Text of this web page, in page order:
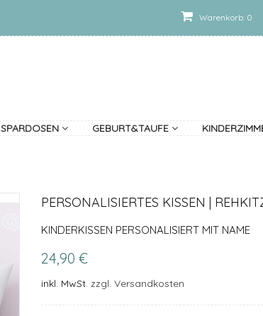
Warenkorb: 0
SPARDOSEN GEBURT&TAUFE
PERSONALISIERTES KISSEN |
KINDERKISSEN PERSONALISIERT MIT NAME
24,90 €
inkl. MwSt. zzgl. Versandkosten